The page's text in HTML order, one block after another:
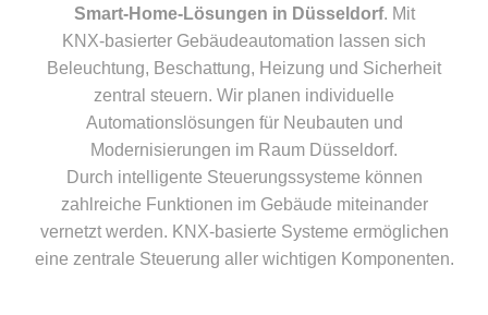
Smart‑Home‑Lösungen in Düsseldorf. Mit
KNX‑basierter Gebäudeautomation lassen sich
Beleuchtung, Beschattung, Heizung und Sicherheit
zentral steuern. Wir planen individuelle
Automationslösungen für Neubauten und
Modernisierungen im Raum Düsseldorf.
Durch intelligente Steuerungssysteme können
zahlreiche Funktionen im Gebäude miteinander
vernetzt werden. KNX‑basierte Systeme ermöglichen
eine zentrale Steuerung aller wichtigen Komponenten.